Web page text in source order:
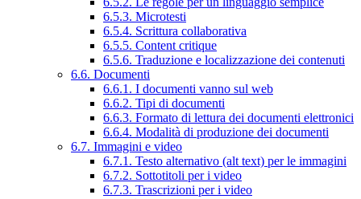
6.5.3. Microtesti
6.5.4. Scrittura collaborativa
6.5.5. Content critique
6.5.6. Traduzione e localizzazione dei contenuti
6.6. Documenti
6.6.1. I documenti vanno sul web
6.6.2. Tipi di documenti
6.6.3. Formato di lettura dei documenti elettronici
6.6.4. Modalità di produzione dei documenti
6.7. Immagini e video
6.7.1. Testo alternativo (alt text) per le immagini
6.7.2. Sottotitoli per i video
6.7.3. Trascrizioni per i video